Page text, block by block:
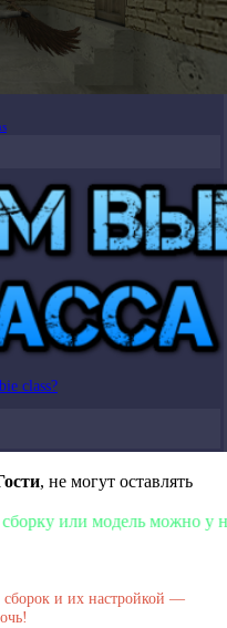
class?
, не могут оставлять
модель можно у нас в
сборок и их настройкой —